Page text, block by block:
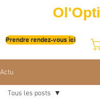
Prendre rendez-vous ici
Actu
Tous les posts